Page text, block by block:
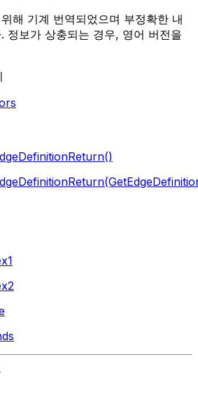
해 기계 번역되었으며 부정확한 내
정보가 상충되는 경우, 영어 버전을